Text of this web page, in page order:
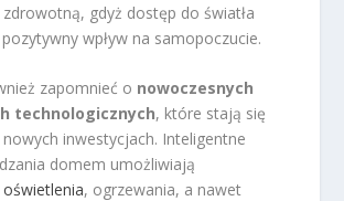
gdyż dostęp do światła
wpływ na samopoczucie.
zapomnieć o nowoczesnych
technologicznych, które stają się
inwestycjach. Inteligentne
domem umożliwiają
oświetlenia, ogrzewania, a nawet